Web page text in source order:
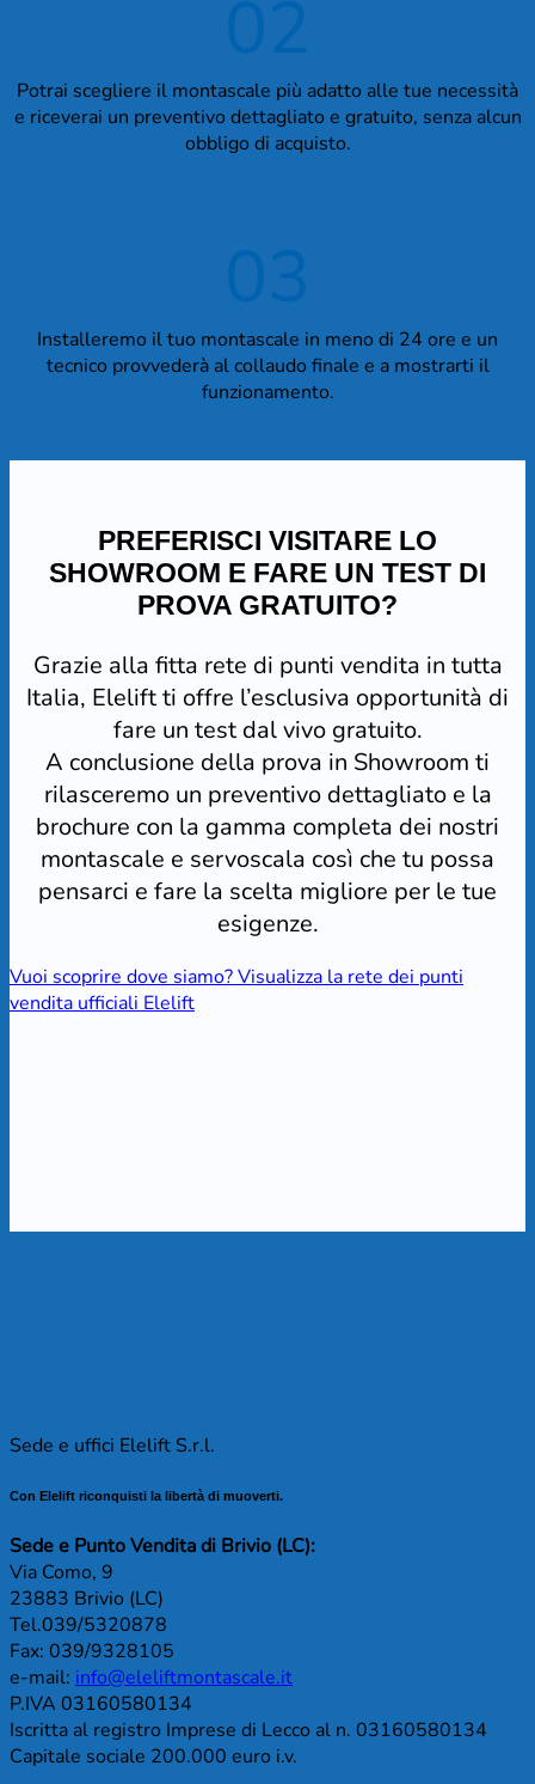
Potrai scegliere il montascale più adatto alle tue necessità
e riceverai un preventivo dettagliato e gratuito, senza alcun
obbligo di acquisto.
Installeremo il tuo montascale in meno di 24 ore e un
tecnico provvederà al collaudo finale e a mostrarti il
funzionamento.
PREFERISCI VISITARE LO
SHOWROOM E FARE UN TEST DI
PROVA GRATUITO?
Grazie alla fitta rete di punti vendita in tutta
Italia, Elelift ti offre l’esclusiva opportunità di
fare un test dal vivo gratuito.
A conclusione della prova in Showroom ti
rilasceremo un preventivo dettagliato e la
brochure con la gamma completa dei nostri
montascale e servoscala così che tu possa
pensarci e fare la scelta migliore per le tue
esigenze.
Vuoi scoprire dove siamo? Visualizza la rete dei punti
vendita ufficiali Elelift
Sede e uffici Elelift S.r.l.
Con Elelift riconquisti la libertà di muoverti.
Sede e Punto Vendita di Brivio (LC):
Via Como, 9
23883 Brivio (LC)
Tel.039/5320878
Fax: 039/9328105
e-mail: info@eleliftmontascale.it
P.IVA 03160580134
Iscritta al registro Imprese di Lecco al n. 03160580134
Capitale sociale 200.000 euro i.v.